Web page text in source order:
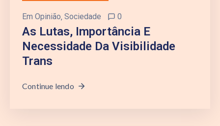
Em Opinião Sociedade 0
As Lutas, Importância E
Necessidade Da Visibilidade
Trans
Continue lendo